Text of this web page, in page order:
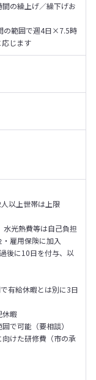
の繰上げ／繰下げお
の範囲で週4日×7.5時
じます
以上世帯は上限
等は自己負担
雇用保険に加入
後に10日を付与、以
有給休暇とは別に3日
休暇
で可能（要相談）
けた研修費（市の承